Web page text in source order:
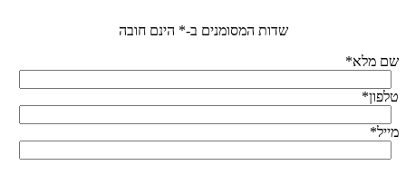
שדות המסומנים ב-* הינם חובה
שם מלא*
טלפון*
מייל*